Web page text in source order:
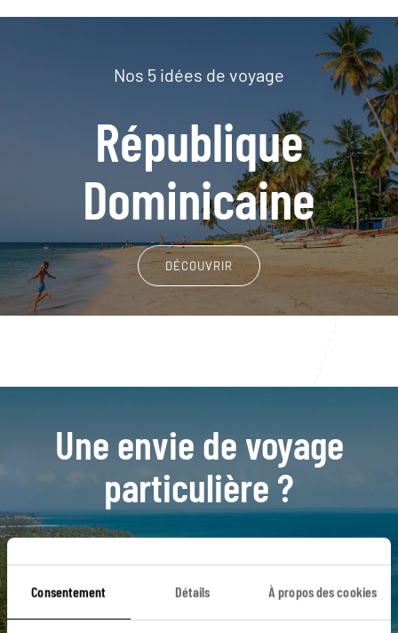
Consentement Détails À propos des cookies
Nos 5 idées de voyage
République
Dominicaine
DÉCOUVRIR
Une envie de voyage
particulière ?
Saint Domingue Las Galeras Puerto Plata